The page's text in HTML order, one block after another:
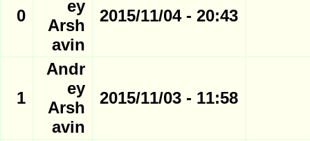
20:43 - 2015/11/04
ey
Arsh
avin
0
11:58 - 2015/11/03
Andr
ey
Arsh
avin
1